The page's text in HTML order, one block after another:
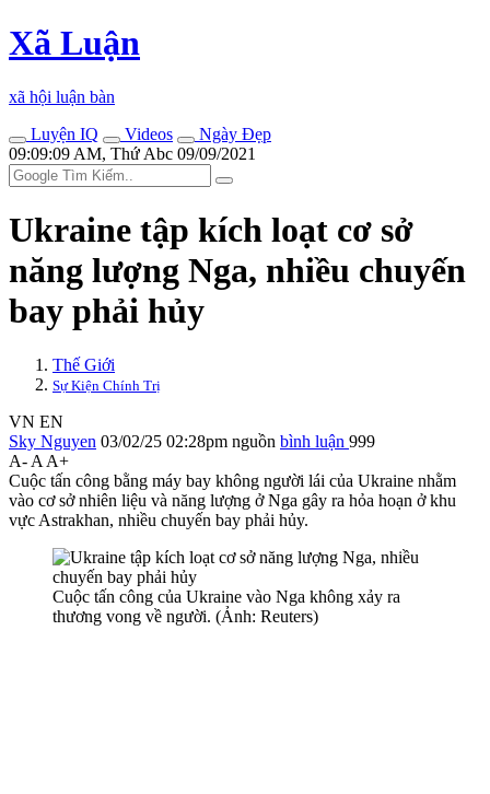
Xã Luận
xã hội luận bàn
Luyện IQ
Videos
Ngày Đẹp
09:09:09 AM, Thứ Abc 09/09/2021
Ukraine tập kích loạt cơ sở
năng lượng Nga, nhiều chuyến
bay phải hủy
Thế Giới
Sự Kiện Chính Trị
VN EN
Sky Nguyen 03/02/25 02:28pm nguồn bình luận 999
A- A A+
Cuộc tấn công bằng máy bay không người lái của Ukraine nhằm
vào cơ sở nhiên liệu và năng lượng ở Nga gây ra hỏa hoạn ở khu
vực Astrakhan, nhiều chuyến bay phải hủy.
Cuộc tấn công của Ukraine vào Nga không xảy ra
thương vong về người. (Ảnh: Reuters)